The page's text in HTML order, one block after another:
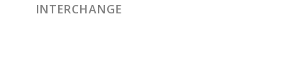
INTERCHANGE